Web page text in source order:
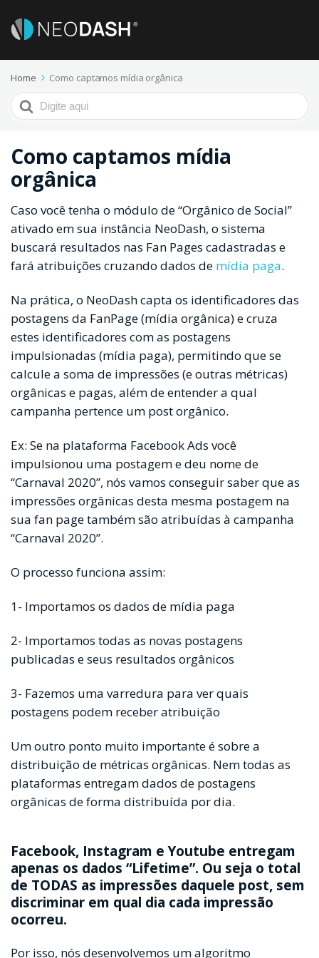
Home Como captamos mídia orgânica
Procurar
por
Como captamos mídia
orgânica
Caso você tenha o módulo de “Orgânico de Social”
ativado em sua instância NeoDash, o sistema
buscará resultados nas Fan Pages cadastradas e
fará atribuições cruzando dados de mídia paga.
Na prática, o NeoDash capta os identificadores das
postagens da FanPage (mídia orgânica) e cruza
estes identificadores com as postagens
impulsionadas (mídia paga), permitindo que se
calcule a soma de impressões (e outras métricas)
orgânicas e pagas, além de entender a qual
campanha pertence um post orgânico.
Ex: Se na plataforma Facebook Ads você
impulsionou uma postagem e deu nome de
“Carnaval 2020”, nós vamos conseguir saber que as
impressões orgânicas desta mesma postagem na
sua fan page também são atribuídas à campanha
“Carnaval 2020”.
O processo funciona assim:
1- Importamos os dados de mídia paga
2- Importamos todas as novas postagens
publicadas e seus resultados orgânicos
3- Fazemos uma varredura para ver quais
postagens podem receber atribuição
Um outro ponto muito importante é sobre a
distribuição de métricas orgânicas. Nem todas as
plataformas entregam dados de postagens
orgânicas de forma distribuída por dia.
Facebook, Instagram e Youtube entregam
apenas os dados “Lifetime”. Ou seja o total
de TODAS as impressões daquele post, sem
discriminar em qual dia cada impressão
ocorreu.
Por isso, nós desenvolvemos um algoritmo